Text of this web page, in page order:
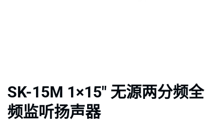
SK-15M 1×15″ 无源两分频全
频监听扬声器